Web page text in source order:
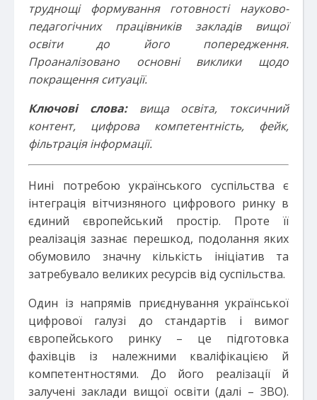
труднощі формування готовності науково-
педагогічних працівників закладів вищої
освіти до його попередження.
Проаналізовано основні виклики щодо
покращення ситуації.
Ключові слова:вища освіта, токсичний
контент, цифрова компетентність, фейк,
фільтрація інформації.
Нині потребою українського суспільства є
інтеграція вітчизняного цифрового ринку в
єдиний європейський простір. Проте її
реалізація зазнає перешкод, подолання яких
обумовило значну кількість ініціатив та
затребувало великих ресурсів від суспільства.
Один із напрямів приєднування української
цифрової галузі до стандартів і вимог
європейського ринку – це підготовка
фахівців із належними кваліфікацією й
компетентностями. До його реалізації й
залучені заклади вищої освіти (далі – ЗВО).